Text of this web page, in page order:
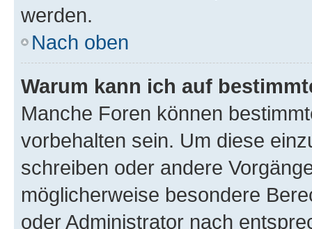
werden.
Nach oben
Warum kann ich auf
Manche Foren können
vorbehalten sein. Um diese
schreiben oder andere
möglicherweise besondere
oder Administrator nach